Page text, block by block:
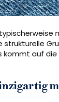
kommt auf